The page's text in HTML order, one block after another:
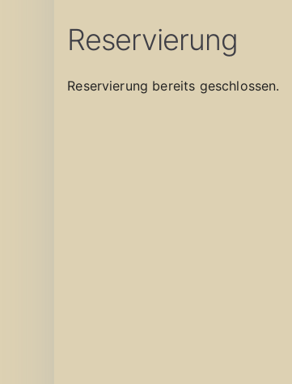
Reservierung
Reservierung bereits geschlossen.